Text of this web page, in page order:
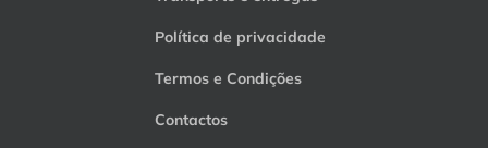
Política de privacidade
Termos e Condições
Contactos